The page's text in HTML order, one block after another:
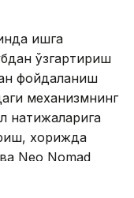
ишга
ўзгартириш
фойдаланиш
механизмнинг
натижаларига
хорижда
Neo Nomad